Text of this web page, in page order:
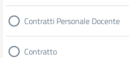
Contratti Personale Docente
Contratto